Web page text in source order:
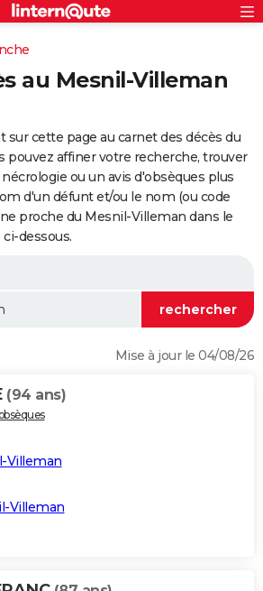
au Mesnil-Villeman
sur cette page au carnet des décès du
pouvez affiner votre recherche, trouver
ou un avis d'obsèques plus
d'un défunt et/ou le nom (ou code
proche du Mesnil-Villeman dans le
dessous.
Mise à jour le 04/08/26
(94 ans)
Villeman
Villeman